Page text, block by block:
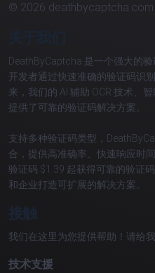
© 2026 deathbycaptcha.com
DeathByCaptcha 是一个强大的
开发者通过快速准确的验证码识
来，我们的 AI 辅助 OCR 技术、
提供了可靠的验证码解决方案。
支持多种验证码类型，
合，提供高准确率、快速响应时
验证码 $1.39 起获得可靠的验证
和企业打造可扩展的解决方案。
接触
我们在这里为您提供帮助！请给
技术支援